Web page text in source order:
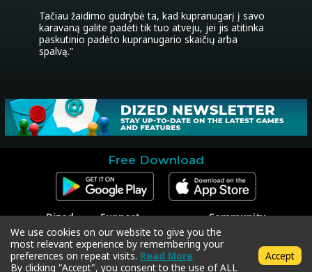
Tačiau žaidimo gudrybė ta, kad kupranugarį į savo
karavaną galite padėti tik tuo atveju, jei jis atitinka
paskutinio padėto kupranugario skaičių arba
spalvą."
Free Download
Dized
Contact
Press
Support
Contact Support
Code Redeem
Privacy Policy
Terms & Conditions
Community
Facebook
Instagram
Twitter
We use cookies on our website to give you the
most relevant experience by remembering your
preferences on repeat visits. Read More
By clicking "Accept", you consent to the use of ALL
Accept